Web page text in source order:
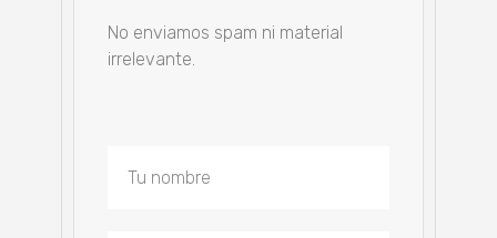
No enviamos spam ni material
irrelevante.